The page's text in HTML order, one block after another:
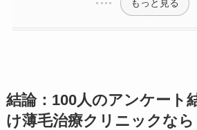
もっと見る
結論：100人のアンケート
け薄毛治療クリニックな